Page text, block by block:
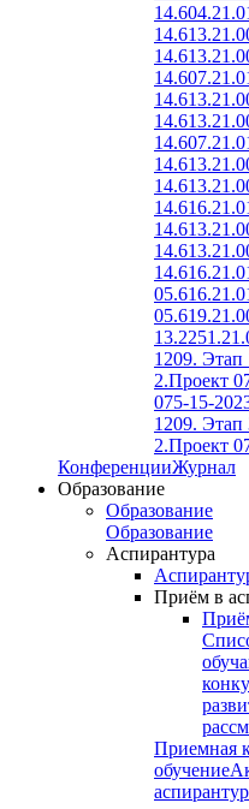
1209. Этап
2.Проект
075-15-
1209. Этап
2.Проект
КонференцииЖурнал
Образование
Образование
Образование
Аспирантура
Приём в
Приемная
обучение